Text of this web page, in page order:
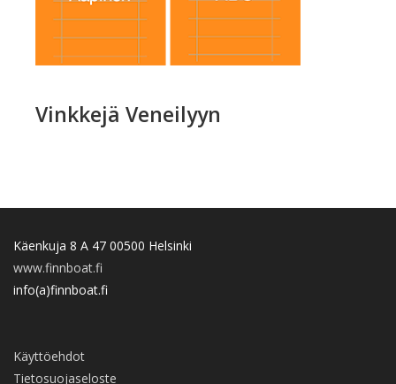
Vinkkejä Veneilyyn
Käenkuja 8 A 47 00500 Helsinki
www.finnboat.fi
info(a)finnboat.fi
Käyttöehdot
Tietosuojaseloste